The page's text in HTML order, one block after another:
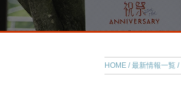
HOME 最新情報一覧